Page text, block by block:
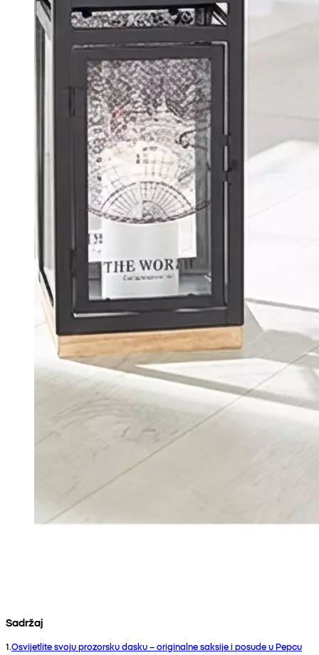
Sadržaj
1.Osvijetlite svoju prozorsku dasku – originalne saksije i posude u Pepcu